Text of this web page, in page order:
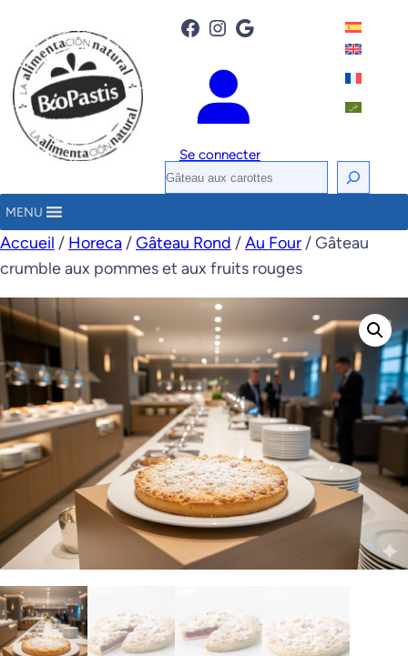
Facebook Instagram Google
Se connecter
R
e
h
e
r
h
e
r
MENU
Accueil / Horeca /Gâteau Rond /Au Four / Gâteau
crumble aux pommes et aux fruits rouges